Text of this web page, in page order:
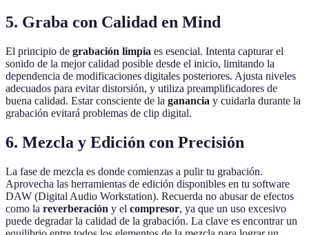
5. Graba con Calidad en Mind
El principio de grabación limpia es esencial. Intenta capturar el
sonido de la mejor calidad posible desde el inicio, limitando la
dependencia de modificaciones digitales posteriores. Ajusta niveles
adecuados para evitar distorsión, y utiliza preamplificadores de
buena calidad. Estar consciente de la ganancia y cuidarla durante la
grabación evitará problemas de clip digital.
6. Mezcla y Edición con Precisión
La fase de mezcla es donde comienzas a pulir tu grabación.
Aprovecha las herramientas de edición disponibles en tu software
DAW (Digital Audio Workstation). Recuerda no abusar de efectos
como la reverberación y el compresor, ya que un uso excesivo
puede degradar la calidad de la grabación. La clave es encontrar un